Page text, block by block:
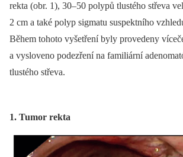
rekta (obr. 1), 30–50 polypů tlustého střeva
2 cm a také polyp sigmatu suspektního
Během tohoto vyšetření byly provedeny
a vysloveno podezření na familiární
tlustého střeva.
1. Tumor rekta